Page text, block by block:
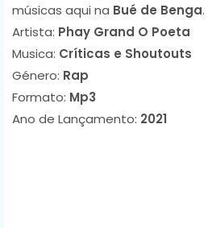
músicas aqui na Bué de Benga.
Artista: Phay Grand O Poeta
Musica: Críticas e Shoutouts
Género: Rap
Formato: Mp3
Ano de Lançamento: 2021